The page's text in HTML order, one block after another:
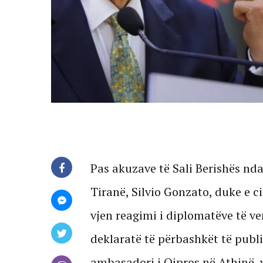
Pas akuzave të Sali Berishës
Tiranë, Silvio Gonzato, duke e
vjen reagimi i diplomatëve të
deklaratë të përbashkët të